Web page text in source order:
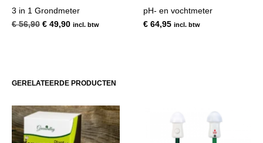
3 in 1 Grondmeter
€56,90 Oorspronkelijke
€ 49,90Huidige
incl. btw
pH- en vochtmeter
€ 64,95 incl. btw
GERELATEERDE PRODUCTEN